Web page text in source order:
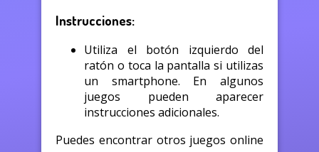
Instrucciones:
Utiliza el botón izquierdo del
ratón o toca la pantalla si utilizas
un smartphone. En algunos
juegos pueden aparecer
instrucciones adicionales.
Puedes encontrar otros juegos online